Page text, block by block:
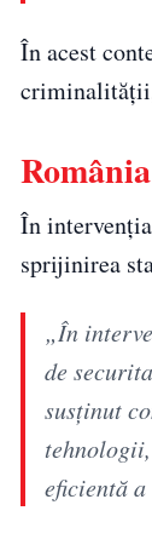
În acest
În
sprijinirea
„În
de
susținut
eficientă